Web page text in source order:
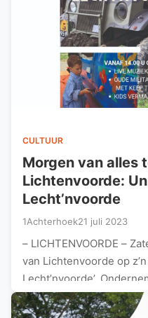
CULTUUR
Morgen van alles
Lichtenvoorde:
Lecht’nvoorde
1Achterhoek21 juli 2023
– LICHTENVOORDE –
van Lichtenvoorde op
Lecht’nvoorde’.